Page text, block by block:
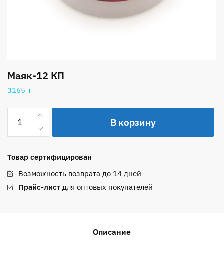
Маяк-12 КП
3165 ₸
Количество
товара
Маяк-12
В корзину
Товар сертифицирован
Возможность возврата до 14 дней
Прайс-лист для оптовых покупателей
Описание